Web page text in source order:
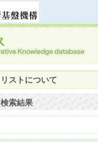
リストについて
検索結果